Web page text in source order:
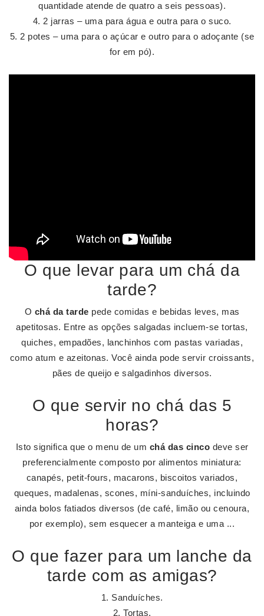
quantidade atende de quatro a seis pessoas).
2 jarras – uma para água e outra para o suco.
2 potes – uma para o açúcar e outro para o adoçante (se
for em pó).
O que levar para um chá da
tarde?
O chá da tarde pede comidas e bebidas leves, mas
apetitosas. Entre as opções salgadas incluem-se tortas,
quiches, empadões, lanchinhos com pastas variadas,
como atum e azeitonas. Você ainda pode servir croissants,
pães de queijo e salgadinhos diversos.
O que servir no chá das 5
horas?
Isto significa que o menu de um chá das cinco deve ser
preferencialmente composto por alimentos miniatura:
canapés, petit-fours, macarons, biscoitos variados,
queques, madalenas, scones, míni-sanduíches, incluindo
ainda bolos fatiados diversos (de café, limão ou cenoura,
por exemplo), sem esquecer a manteiga e uma ...
O que fazer para um lanche da
tarde com as amigas?
Sanduíches.
Tortas.